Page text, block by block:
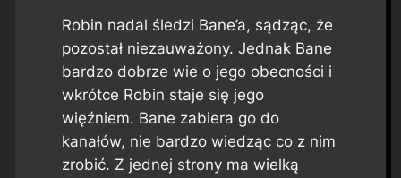
Robin nadal śledzi Bane’a, sądząc, że
pozostał niezauważony. Jednak Bane
bardzo dobrze wie o jego obecności i
wkrótce Robin staje się jego
więźniem. Bane zabiera go do
kanałów, nie bardzo wiedząc co z nim
zrobić. Z jednej strony ma wielką